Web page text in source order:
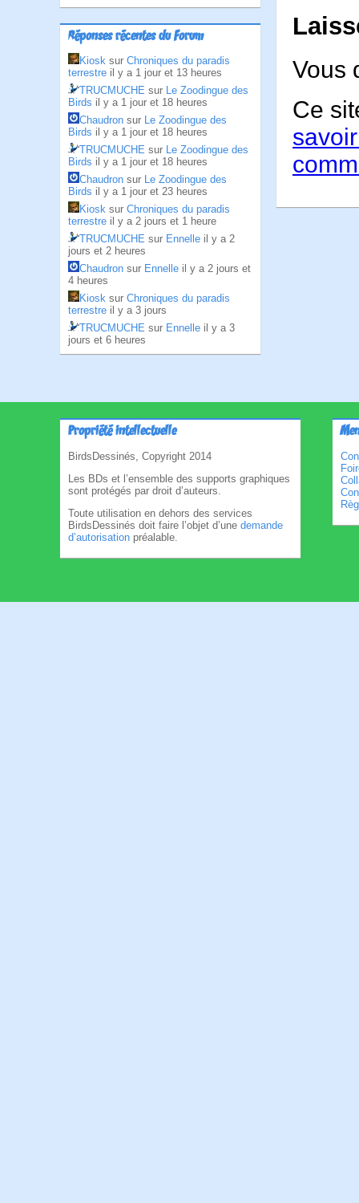
Réponses récentes du Forum
Kiosk sur Chroniques du paradis
terrestre il y a 1 jour et 13 heures
TRUCMUCHE sur Le Zoodingue des
Birds il y a 1 jour et 18 heures
Chaudron sur Le Zoodingue des
Birds il y a 1 jour et 18 heures
TRUCMUCHE sur Le Zoodingue des
Birds il y a 1 jour et 18 heures
Chaudron sur Le Zoodingue des
Birds il y a 1 jour et 23 heures
Kiosk sur Chroniques du paradis
terrestre il y a 2 jours et 1 heure
TRUCMUCHE sur Ennelle il y a 2
jours et 2 heures
Chaudron sur Ennelle il y a 2 jours et
4 heures
Kiosk sur Chroniques du paradis
terrestre il y a 3 jours
TRUCMUCHE sur Ennelle il y a 3
jours et 6 heures
Vous
Ce
Propriété intellectuelle
BirdsDessinés, Copyright 2014
Les BDs et l’ensemble des supports graphiques
sont protégés par droit d’auteurs.
Toute utilisation en dehors des services
BirdsDessinés doit faire l’objet d’une demande
d’autorisation préalable.